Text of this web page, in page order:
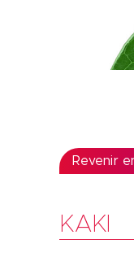
Revenir
KAKI